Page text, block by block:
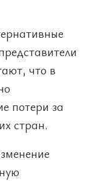
что в
потери за
стран.